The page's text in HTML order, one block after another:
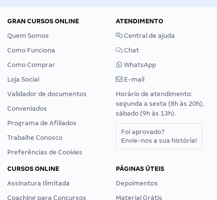
GRAN CURSOS ONLINE
Quem Somos
Como Funciona
Como Comprar
Loja Social
Validador de documentos
Conveniados
Programa de Afiliados
Trabalhe Conosco
Preferências de Cookies
ATENDIMENTO
Central de ajuda
Chat
WhatsApp
E-mail
Horário de atendimento:
segunda a sexta (8h às 20h),
sábado (9h às 13h).
Foi aprovado?
Envie-nos a sua história!
CURSOS ONLINE
Assinatura Ilimitada
Coaching para Concursos
PÁGINAS ÚTEIS
Depoimentos
Material Grátis